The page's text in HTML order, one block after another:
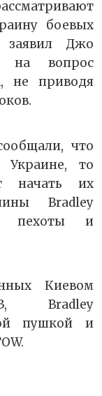
боевых
Джо
на вопрос
не приводя
что
то
начать их
Bradley
пехоты и
Киевом
Bradley
пушкой и